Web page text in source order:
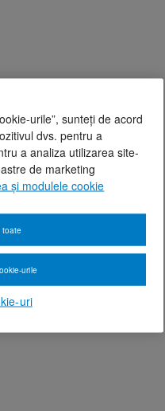
urile”, sunteți de acord
dvs. pentru a
a analiza utilizarea site-
de marketing
și modulele cookie
uri
toate
urile